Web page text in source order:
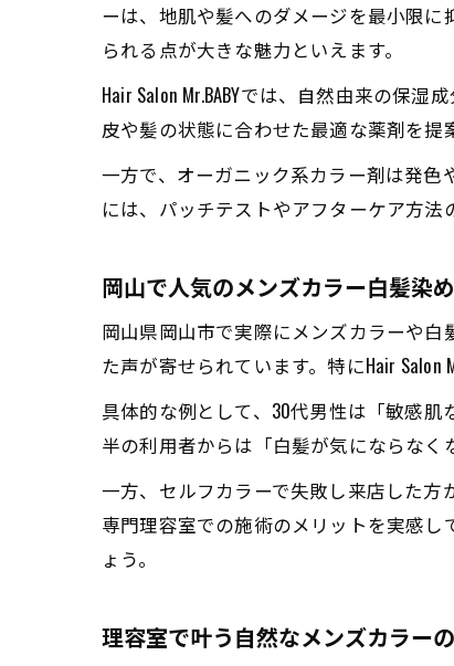
ーは、地肌や髪へのダメージを最小限
られる点が大きな魅力といえます。
Hair Salon Mr.BABYでは、自然由来の保
皮や髪の状態に合わせた最適な薬剤を提
一方で、オーガニック系カラー剤は発
には、パッチテストやアフターケア方法
岡山で人気のメンズカラー白髪染
岡山県岡山市で実際にメンズカラーや
た声が寄せられています。特にHair
具体的な例として、30代男性は「敏感
半の利用者からは「白髪が気にならなく
一方、セルフカラーで失敗し来店した方
専門理容室での施術のメリットを実感
ょう。
理容室で叶う自然なメンズカラー